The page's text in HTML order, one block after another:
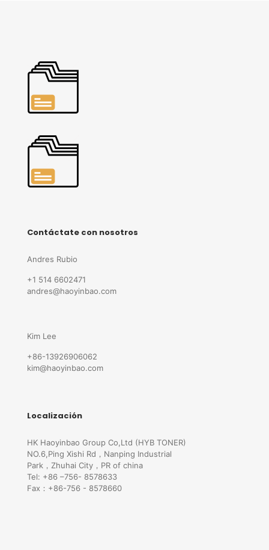
Contáctate con nosotros
Andres Rubio
+1 514 6602471
andres@haoyinbao.com
Kim Lee
+86-13926906062
kim@haoyinbao.com
Localización
HK Haoyinbao Group Co,Ltd (HYB TONER)
NO.6,Ping Xishi Rd，Nanping Industrial
Park，Zhuhai City，PR of china
Tel: +86 –756- 8578633
Fax：+86-756 - 8578660